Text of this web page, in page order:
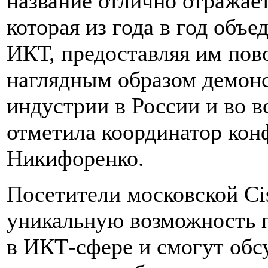
которая из года в год
ИКТ, предоставляя им
наглядным образом
индустрии в России и во
отметила координатор
Никифоренко.
Посетители московской
уникальную возможность
в ИКТ-сфере и смогут